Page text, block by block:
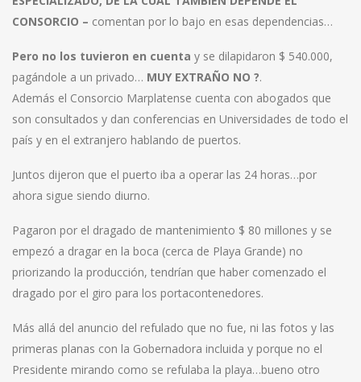
CONSORCIO – comentan por lo bajo en esas dependencias…
Pero no los tuvieron en cuenta y se dilapidaron $ 540.000,
pagándole a un privado… MUY EXTRAÑO NO ?.
Además el Consorcio Marplatense cuenta con abogados que
son consultados y dan conferencias en Universidades de todo el
país y en el extranjero hablando de puertos.
Juntos dijeron que el puerto iba a operar las 24 horas…por
ahora sigue siendo diurno.
Pagaron por el dragado de mantenimiento $ 80 millones y se
empezó a dragar en la boca (cerca de Playa Grande) no
priorizando la producción, tendrían que haber comenzado el
dragado por el giro para los portacontenedores.
Más allá del anuncio del refulado que no fue, ni las fotos y las
primeras planas con la Gobernadora incluida y porque no el
Presidente mirando como se refulaba la playa…bueno otro